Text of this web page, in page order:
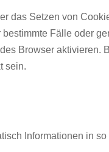
das Setzen von
Fälle oder
Browser aktivieren.
sein.
Informationen in